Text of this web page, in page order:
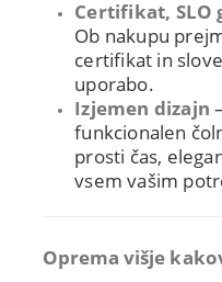
Certifikat, SLO
Ob nakupu
certifikat in
uporabo.
Izjemen dizajn
funkcionalen
prosti čas,
vsem vašim
Oprema višje